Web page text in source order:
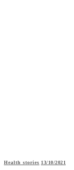
Health stories 13/10/2021